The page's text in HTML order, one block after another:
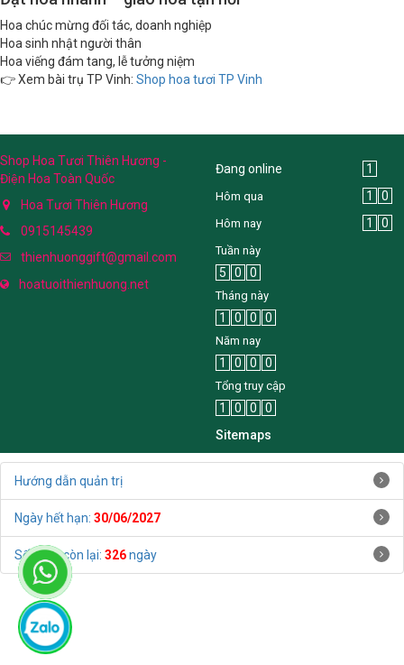
Hoa chúc mừng đối tác, doanh nghiệp
Hoa sinh nhật người thân
Hoa viếng đám tang, lễ tưởng niệm
👉 Xem bài trụ TP Vinh: Shop hoa tươi TP Vinh
Shop Hoa Tươi Thiên Hương -
Điện Hoa Toàn Quốc
Hoa Tươi Thiên Hương
0915145439
thienhuonggift@gmail.com
hoatuoithienhuong.net
Đang online 1
Hôm qua 1 0
Hôm nay 1 0
Tuần này
5 0 0
Tháng này
1 0 0 0
Năm nay
1 0 0 0
Tổng truy cập
1 0 0
0
Sitemaps
Hướng dẫn quản trị
Ngày hết hạn: 30/06/2027
Số ngày còn lại: 326ngày